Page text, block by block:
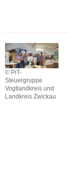
© PiT-
Steuergruppe
Vogtlandkreis und
Landkreis Zwickau